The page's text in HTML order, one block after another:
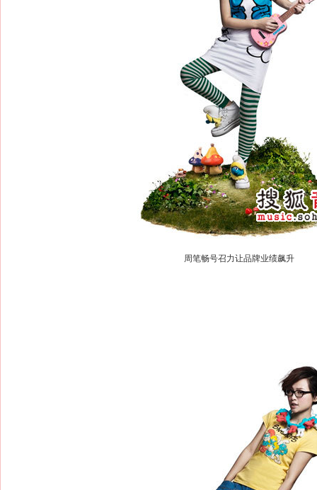
周笔畅号召力让品牌业绩飙升